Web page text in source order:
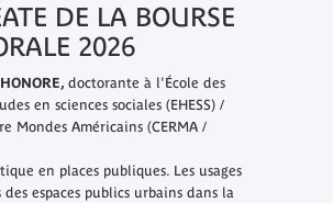
DE LA BOURSE
2026
doctorante à l'École des
en sciences sociales (EHESS) /
Mondes Américains (CERMA /
en places publiques. Les usages
espaces publics urbains dans la